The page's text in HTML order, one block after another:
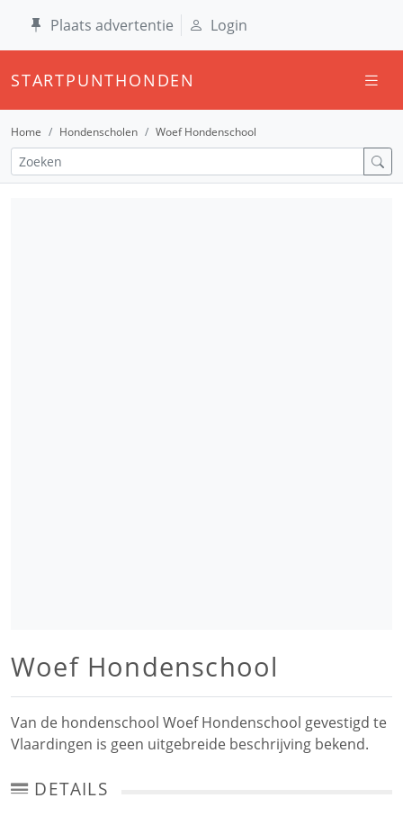
Plaats advertentie Login
STARTPUNTHONDEN
Home Hondenscholen Woef Hondenschool
Woef Hondenschool
Van de hondenschool Woef Hondenschool gevestigd te
Vlaardingen is geen uitgebreide beschrijving bekend.
DETAILS